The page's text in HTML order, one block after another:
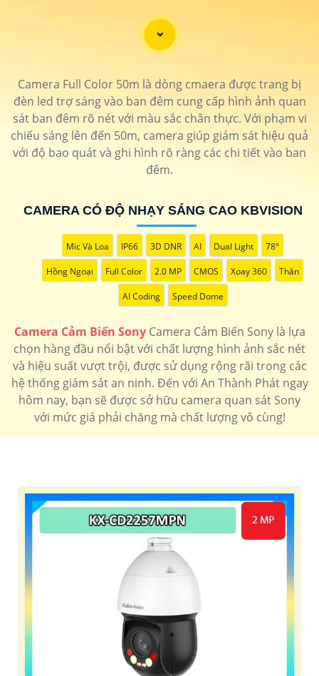
Camera Full Color 50m là dòng cmaera được trang bị
đèn led trợ sáng vào ban đêm cung cấp hình ảnh quan
sát ban đêm rõ nét với màu sắc chân thực. Với phạm vi
chiếu sáng lên đến 50m, camera giúp giám sát hiệu quả
với độ bao quát và ghi hình rõ ràng các chi tiết vào ban
đêm.
CAMERA CÓ ĐỘ NHẠY SÁNG CAO KBVISION
Mic Và Loa IP66 3D DNR AI Dual Light 78°
Hồng Ngoại Full Color 2.0 MP CMOS Xoay 360 Thân
AI Coding Speed Dome
Camera Cảm Biến SonyCamera Cảm Biến Sony là lựa
chọn hàng đầu nổi bật với chất lượng hình ảnh sắc nét
và hiệu suất vượt trội, được sử dụng rộng rãi trong các
hệ thống giám sát an ninh. Đến với An Thành Phát ngay
hôm nay, bạn sẽ được sở hữu camera quan sát Sony
với mức giá phải chăng mà chất lượng vô cùng!